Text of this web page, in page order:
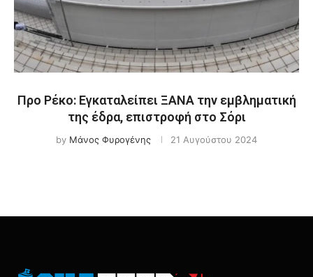
Προ Ρέκο: Εγκαταλείπει ΞΑΝΑ την εμβληματική
της έδρα, επιστροφή στο Σόρι
by Μάνος Φυρογένης 21 Αυγούστου 2024